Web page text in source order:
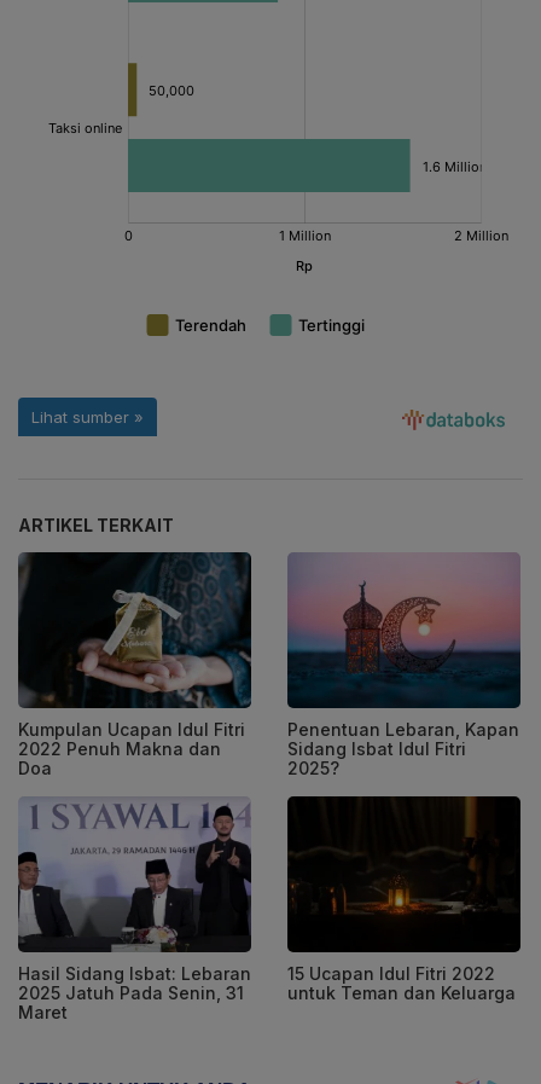
ARTIKEL TERKAIT
Kumpulan Ucapan Idul Fitri
2022 Penuh Makna dan
Doa
Penentuan Lebaran, Kapan
Sidang Isbat Idul Fitri
2025?
Hasil Sidang Isbat: Lebaran
2025 Jatuh Pada Senin, 31
Maret
15 Ucapan Idul Fitri 2022
untuk Teman dan Keluarga